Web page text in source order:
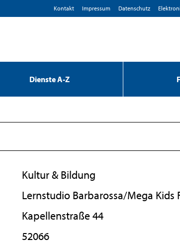
Kontakt Impressum D­atenschutz
Dienste A-Z
Kultur & Bildung
Lernstudio Barbarossa/Mega
Kapellenstraße 44
52066